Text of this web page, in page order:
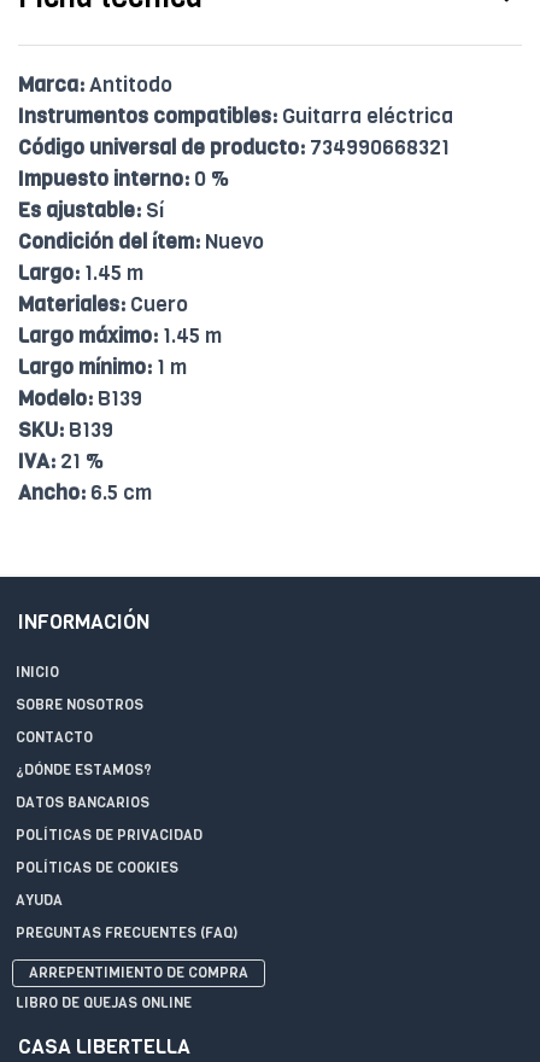
Marca:Antitodo
Instrumentos compatibles: Guitarra eléctrica
Código universal de producto: 734990668321
Impuesto interno: 0 %
Es ajustable: Sí
Condición del ítem: Nuevo
Largo: 1.45 m
Materiales: Cuero
Largo máximo: 1.45 m
Largo mínimo: 1 m
Modelo: B139
SKU: B139
IVA: 21 %
Ancho: 6.5 cm
INFORMACIÓN
INICIO
SOBRE NOSOTROS
CONTACTO
¿DÓNDE ESTAMOS?
DATOS BANCARIOS
POLÍTICAS DE PRIVACIDAD
POLÍTICAS DE COOKIES
AYUDA
PREGUNTAS FRECUENTES (FAQ)
ARREPENTIMIENTO DE COMPRA
LIBRO DE QUEJAS ONLINE
CASA LIBERTELLA